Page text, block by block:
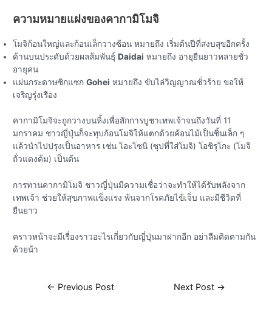
ความหมายแฝงของคากามิโมจิ
โมจิก้อนใหญ่และก้อนเล็กวางซ้อน หมายถึง เริ่มต้นปีที่สงบสุขอีกครั้ง
ด้านบนประดับด้วยผลส้มพันธุ์Daidai หมายถึง อายุยืนยาวหลายชั่ว
อายุคน
แผ่นกระดาษซิกแซกGohei หมายถึง ขับไล่วิญญาณชั่วร้าย ขอให้
เจริญรุ่งเรือง
คากามิโมจิจะถูกวางบนหิ้งเพื่อสักการบูชาเทพเจ้าจนถึงวันที่ 11
มกราคม ชาวญี่ปุ่นก็จะทุบก้อนโมจิให้แตกด้วยค้อนไม้เป็นชิ้นเล็ก ๆ
แล้วนำไปปรุงเป็นอาหาร เช่น โอะโซนิ (ซุปที่ใส่โมจิ) โอชิรุโกะ (โมจิ
ถั่วแดงต้ม) เป็นต้น
การทานคากามิโมจิ ชาวญี่ปุ่นมีความเชื่อว่าจะทำให้ได้รับพลังจาก
เทพเจ้า ช่วยให้สุขภาพแข็งแรง พ้นจากโรคภัยไข้เจ็บ และมีชีวิตที่
ยืนยาว
คราวหน้าจะมีเรื่องราวอะไรเกี่ยวกับญี่ปุ่นมาฝากอีก อย่าลืมติดตามกัน
ด้วยน้า
← Previous Post Next Post →